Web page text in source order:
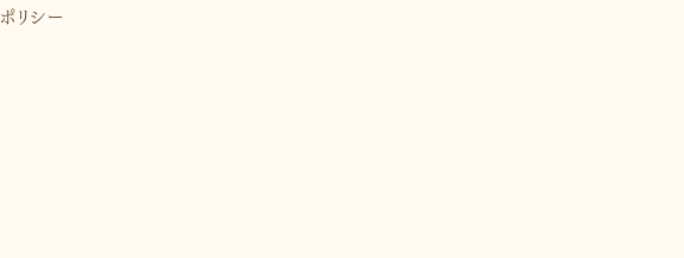
リシー